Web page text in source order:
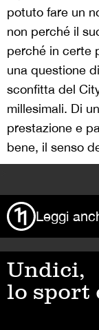
potuto fare un
non perché il
perché in certe
una questione
sconfitta del
millesimali. Di
prestazione e
bene, il senso
Leggi
Undici,
lo sport